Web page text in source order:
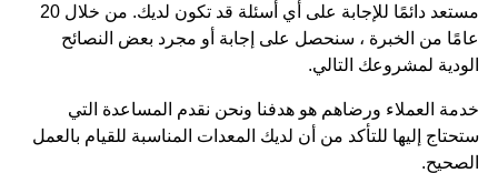
مستعد دائمًا للإجابة على أي أسئلة قد تكون لديك. من خلال 20
عامًا من الخبرة ، سنحصل على إجابة أو مجرد بعض النصائح
الودية لمشروعك التالي.
خدمة العملاء ورضاهم هو هدفنا ونحن نقدم المساعدة التي
ستحتاج إليها للتأكد من أن لديك المعدات المناسبة للقيام بالعمل
الصحيح.